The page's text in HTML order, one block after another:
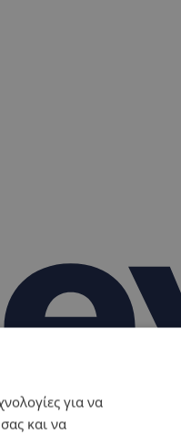
για να
και να